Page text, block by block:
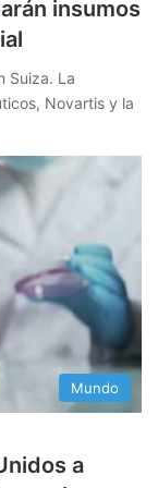
insumos
Suiza. La
Novartis y la
Mundo
a